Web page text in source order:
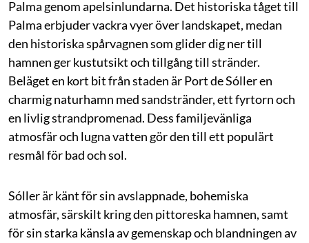
Palma genom apelsinlundarna. Det historiska tåget till
Palma erbjuder vackra vyer över landskapet, medan
den historiska spårvagnen som glider dig ner till
hamnen ger kustutsikt och tillgång till stränder.
Beläget en kort bit från staden är Port de Sóller en
charmig naturhamn med sandstränder, ett fyrtorn och
en livlig strandpromenad. Dess familjevänliga
atmosfär och lugna vatten gör den till ett populärt
resmål för bad och sol.
Sóller är känt för sin avslappnade, bohemiska
atmosfär, särskilt kring den pittoreska hamnen, samt
för sin starka känsla av gemenskap och blandningen av